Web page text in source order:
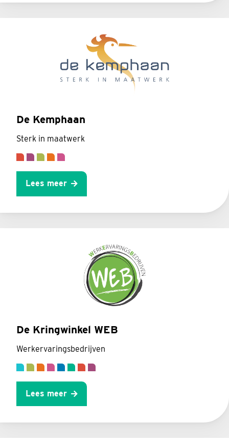
De Kemphaan
Sterk in maatwerk
Lees meer
De Kringwinkel WEB
Werkervaringsbedrijven
Lees meer